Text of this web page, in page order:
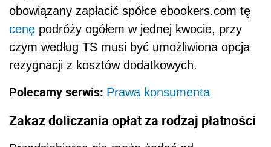
obowiązany zapłacić spółce ebookers.com tę
cenę podróży ogółem w jednej kwocie, przy
czym według TS musi być umożliwiona opcja
rezygnacji z kosztów dodatkowych.
Polecamy serwis: Prawa konsumenta
Zakaz doliczania opłat za rodzaj płatności